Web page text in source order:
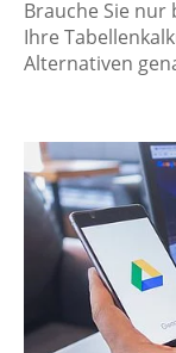
Brauche Sie
Ihre
Alternativen